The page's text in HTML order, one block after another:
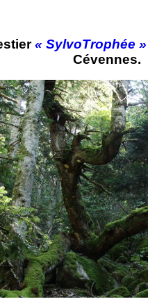
« SylvoTrophée »
Cévennes.